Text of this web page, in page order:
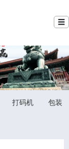
☰
打码机
包装